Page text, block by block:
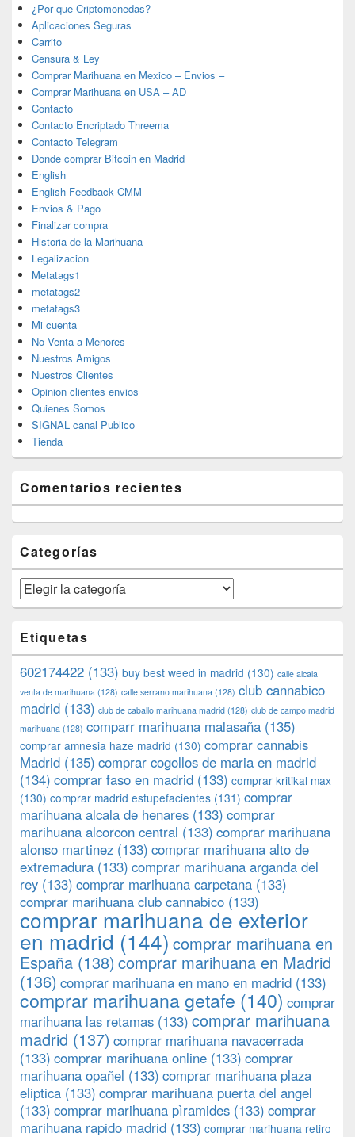
¿Por que Criptomonedas?
Aplicaciones Seguras
Carrito
Censura & Ley
Comprar Marihuana en Mexico – Envios –
Comprar Marihuana en USA – AD
Contacto
Contacto Encriptado Threema
Contacto Telegram
Donde comprar Bitcoin en Madrid
English
English Feedback CMM
Envios & Pago
Finalizar compra
Historia de la Marihuana
Legalizacion
Metatags1
metatags2
metatags3
Mi cuenta
No Venta a Menores
Nuestros Amigos
Nuestros Clientes
Opinion clientes envios
Quienes Somos
SIGNAL canal Publico
Tienda
Comentarios recientes
Categorías
Categorías
Etiquetas
602174422 (133) buy best weed in madrid (130) calle alcala
venta de marihuana (128) calle serrano marihuana (128) club cannabico
madrid (133) club de caballo marihuana madrid (128) club de campo madrid
marihuana (128) comparr marihuana malasaña (135)
comprar amnesia haze madrid (130) comprar cannabis
Madrid (135) comprar cogollos de maria en madrid
(134) comprar faso en madrid (133) comprar kritikal max
(130) comprar madrid estupefacientes (131) comprar
marihuana alcala de henares (133) comprar
marihuana alcorcon central (133) comprar marihuana
alonso martinez (133) comprar marihuana alto de
extremadura (133) comprar marihuana arganda del
rey (133) comprar marihuana carpetana (133)
comprar marihuana club cannabico (133)
comprar marihuana de exterior
en madrid (144) comprar marihuana en
España (138) comprar marihuana en Madrid
(136) comprar marihuana en mano en madrid (133)
comprar marihuana getafe (140) comprar
marihuana las retamas (133) comprar marihuana
madrid (137) comprar marihuana navacerrada
(133) comprar marihuana online (133) comprar
marihuana opañel (133) comprar marihuana plaza
eliptica (133) comprar marihuana puerta del angel
(133) comprar marihuana pìramides (133) comprar
marihuana rapido madrid (133) comprar marihuana retiro